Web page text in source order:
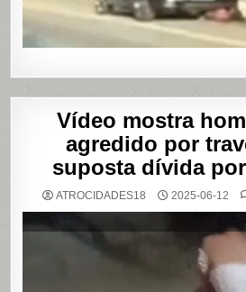
Vídeo mostra
agredido por
suposta dívida
ATROCIDADES18 2025-06-12